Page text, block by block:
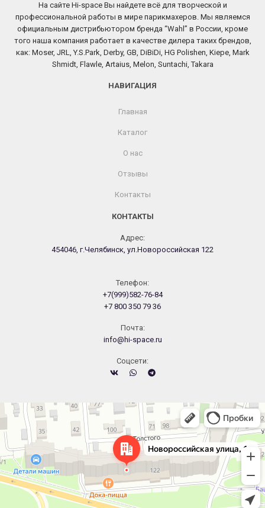
На сайте Hi-space Вы найдете всё для творческой и
профессиональной работы в мире парикмахеров. Мы являемся
официальным дистрибьютором бренда “Wahl” в России, кроме
того наша компания работает в качестве дилера таких брендов,
как: Moser, JRL, Y.S.Park, Derby, GB, DiBiDi, HG Polishen, Kiepe, Mark
Shmidt, Flawle, Artaius, Melon, Suntachi, Takara
НАВИГАЦИЯ
Главная
Каталог
О нас
Отзывы
Контакты
КОНТАКТЫ
Адрес:
454046, г.Челябинск, ул.Новороссийская 122
Телефон:
+7(999)582-76-84
+7 800 350 79 36
Почта:
info@hi-space.ru
Cоцсети:
Челябинск
Новороссийская улица, 122 — Яндекс.Карты